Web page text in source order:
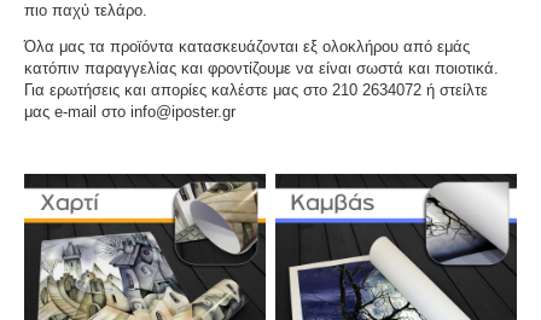
πιο παχύ τελάρο.
Όλα μας τα προϊόντα κατασκευάζονται εξ ολοκλήρου από εμάς
κατόπιν παραγγελίας και φροντίζουμε να είναι σωστά και ποιοτικά.
Για ερωτήσεις και απορίες καλέστε μας στο 210 2634072 ή στείλτε
μας e-mail στο info@iposter.gr